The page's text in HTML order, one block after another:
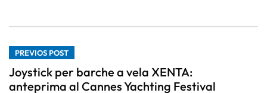
PREVIOS POST
Joystick per barche a vela XENTA:
anteprima al Cannes Yachting Festival